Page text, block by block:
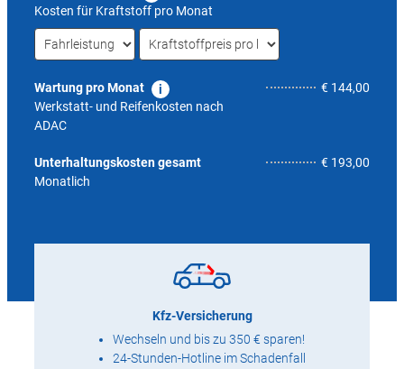
Kosten für Kraftstoff pro Monat
Wartung pro Monat
Werkstatt- und Reifenkosten nach
ADAC
€ 144,00
Unterhaltungskosten gesamt
Monatlich
€ 193,00
Kfz-Versicherung
Wechseln und bis zu 350 € sparen!
24-Stunden-Hotline im Schadenfall